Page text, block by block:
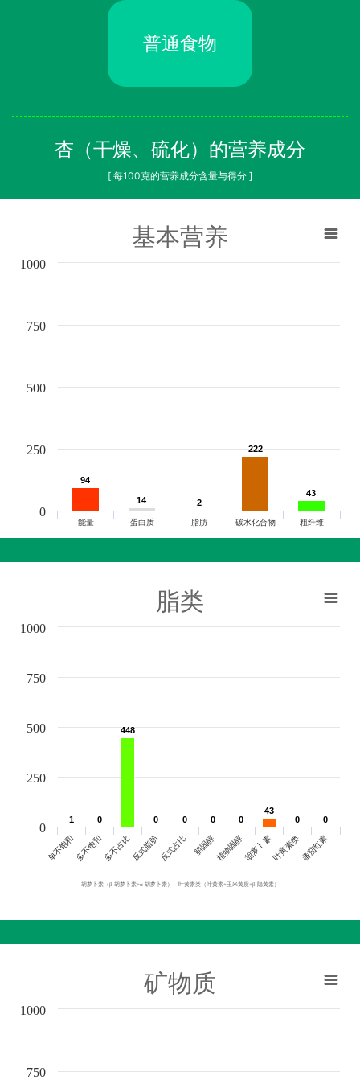
普通食物
杏（干燥、硫化）的营养成分
[ 每100克的营养成分含量与得分 ]
基本营养
94
94
14
14 2
2
222
222
43
43
能量 蛋白质 脂肪 碳水化合物 粗纤维
0
250
500
750
1000
脂类
胡萝卜素（β-胡萝卜素+α-胡萝卜素）、叶黄素类（叶黄素+玉米黄质+β-隐黄素）
1
1 0
0
448
448
0
0 0
0 0
0 0
0
43
43
0
0 0
0
单不饱和多不饱和多不占比反式脂肪反式占比 胆固醇植物固醇胡萝卜素叶黄素类番茄红素
0
250
500
750
1000
矿物质
750
1000